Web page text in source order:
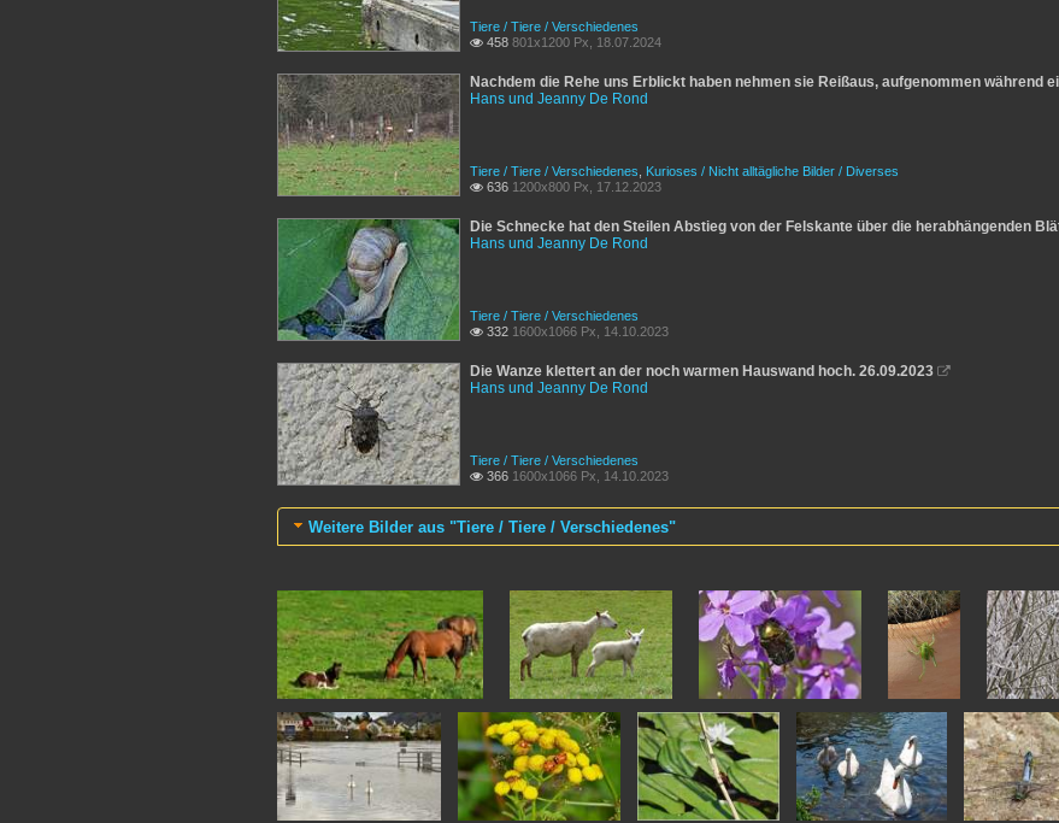
Tiere / Tiere / Verschiedenes
 458 801x1200 Px, 18.07.2024
Nachdem die Rehe uns Erblickt haben nehmen sie Reißaus, aufgenommen während
Hans und Jeanny De Rond
Tiere / Tiere / Verschiedenes Kurioses / Nicht alltägliche Bilder / Diverses
 636 1200x800 Px, 17.12.2023
Die Schnecke hat den Steilen Abstieg von der Felskante über die herabhängenden
Hans und Jeanny De Rond
Tiere / Tiere / Verschiedenes
 332 1600x1066 Px, 14.10.2023
Die Wanze klettert an der noch warmen Hauswand hoch. 26.09.2023 
Hans und Jeanny De Rond
Tiere / Tiere / Verschiedenes
 366 1600x1066 Px, 14.10.2023
Weitere Bilder aus "Tiere / Tiere / Verschiedenes"